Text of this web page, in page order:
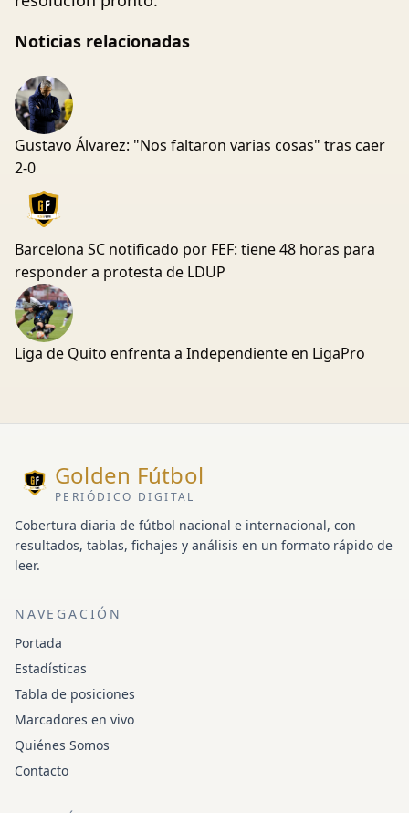
Noticias relacionadas
Gustavo Álvarez: "Nos faltaron varias cosas" tras caer
2-0
Barcelona SC notificado por FEF: tiene 48 horas para
responder a protesta de LDUP
Liga de Quito enfrenta a Independiente en LigaPro
Golden Fútbol
PERIÓDICO DIGITAL
Cobertura diaria de fútbol nacional e internacional, con
resultados, tablas, fichajes y análisis en un formato rápido de
leer.
NAVEGACIÓN
Portada
Estadísticas
Tabla de posiciones
Marcadores en vivo
Quiénes Somos
Contacto